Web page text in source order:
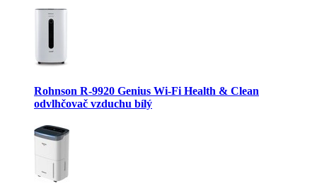
Rohnson R-9920 Genius Wi-Fi Health & Clean
odvlhčovač vzduchu bílý